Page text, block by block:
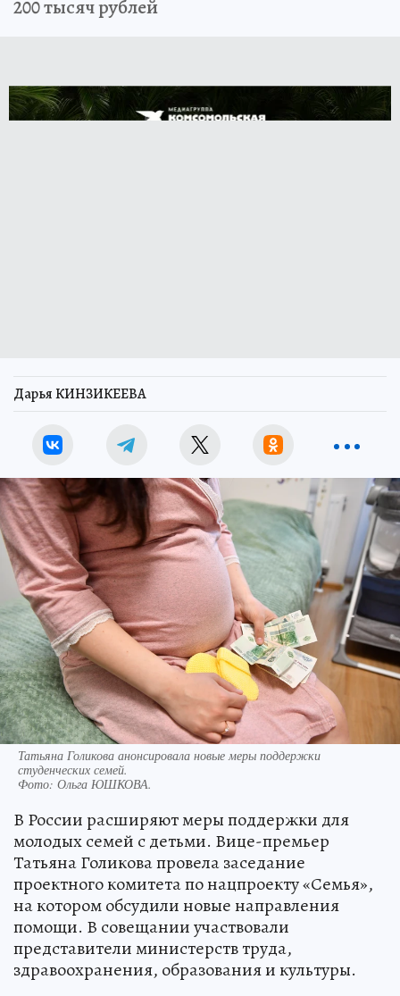
200 тысяч рублей
Дарья КИНЗИКЕЕВА
Татьяна Голикова анонсировала новые меры поддержки
студенческих семей.
Фото: Ольга ЮШКОВА.
В России расширяют меры поддержки для
молодых семей с детьми. Вице-премьер
Татьяна Голикова провела заседание
проектного комитета по нацпроекту «Семья»,
на котором обсудили новые направления
помощи. В совещании участвовали
представители министерств труда,
здравоохранения, образования и культуры.